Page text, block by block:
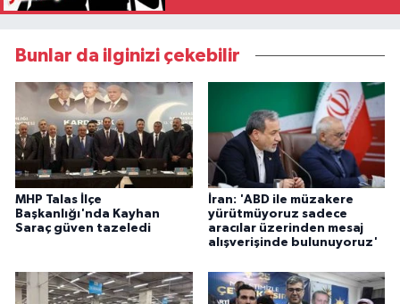
Bunlar da ilginizi çekebilir
MHP Talas İlçe
Başkanlığı'nda Kayhan
Saraç güven tazeledi
İran: 'ABD ile müzakere
yürütmüyoruz sadece
aracılar üzerinden mesaj
alışverişinde bulunuyoruz'